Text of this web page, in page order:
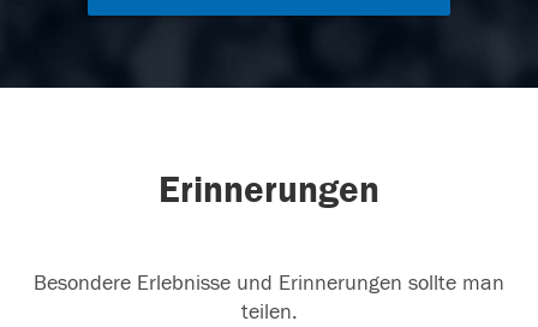
Erinnerungen
Besondere Erlebnisse und Erinnerungen sollte man
teilen.